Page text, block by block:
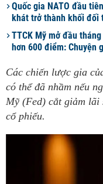
Quốc gia NATO đầu
khát trở thành khối đối
TTCK Mỹ mở đầu
hơn 600 điểm: Chuyện
Các chiến lược gia
có thể đã nhầm nếu
Mỹ (Fed) cắt giảm lãi
cổ phiếu.